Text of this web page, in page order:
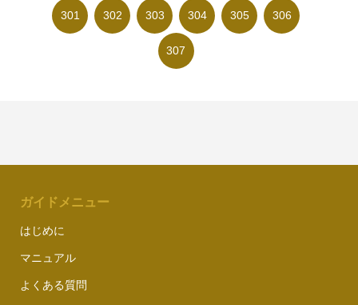
301 302 303 304 305 306
307
ガイドメニュー
はじめに
マニュアル
よくある質問